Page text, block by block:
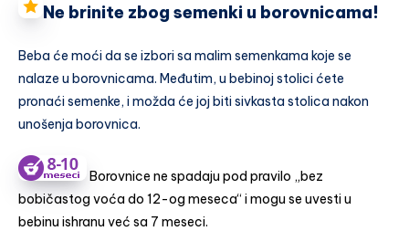
Ne brinite zbog semenki u borovnicama!
Beba će moći da se izbori sa malim semenkama koje se
nalaze u borovnicama. Međutim, u bebinoj stolici ćete
pronaći semenke, i možda će joj biti sivkasta stolica nakon
unošenja borovnica.
Borovnice ne spadaju pod pravilo „bez
bobičastog voća do 12-og meseca“ i mogu se uvesti u
bebinu ishranu već sa 7 meseci.